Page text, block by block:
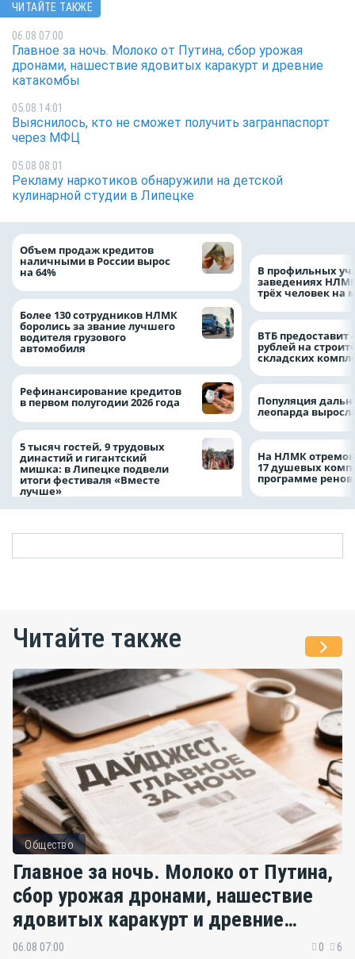
ЧИТАЙТЕ ТАКЖЕ
06.08 07:00
Главное за ночь. Молоко от Путина, сбор урожая
дронами, нашествие ядовитых каракурт и древние
катакомбы
05.08 14:01
Выяснилось, кто не сможет получить загранпаспорт
через МФЦ
05.08 08:01
Рекламу наркотиков обнаружили на детской
кулинарной студии в Липецке
Объем продаж кредитов
наличными в России вырос
на 64%
Более 130 сотрудников НЛМК
боролись за звание лучшего
водителя грузового
автомобиля
Рефинансирование кредитов
в первом полугодии 2026 года
5 тысяч гостей, 9 трудовых
династий и гигантский
мишка: в Липецке подвели
итоги фестиваля «Вместе
лучше»
В профильных
заведениях
трёх человек на
ВТБ предоставит
рублей на
складских
Популяция
леопарда
На НЛМК
17 душевых
программе
Читайте также
Общество
Главное за ночь. Молоко от Путина,
сбор урожая дронами, нашествие
ядовитых каракурт и древние
катакомбы
06.08 07:00 0 6